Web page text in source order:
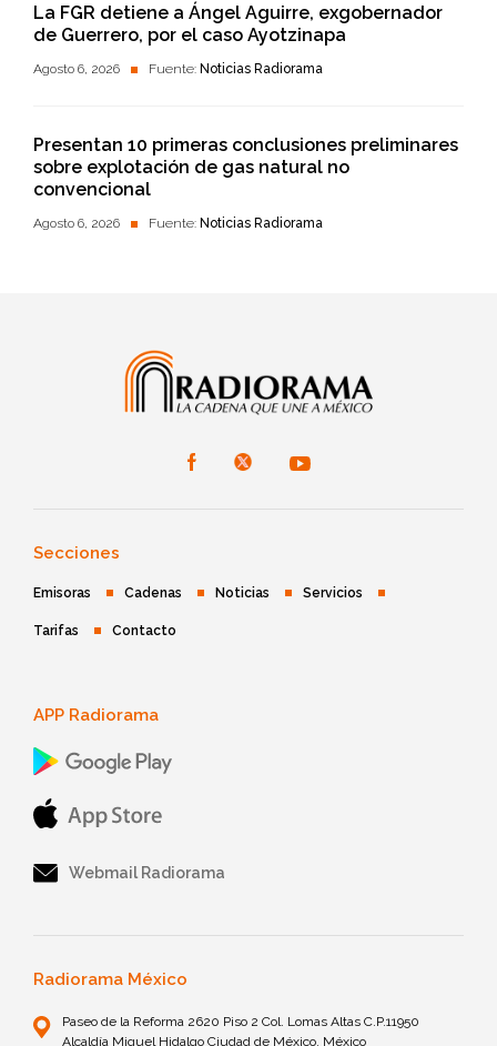
La FGR detiene a Ángel Aguirre, exgobernador
de Guerrero, por el caso Ayotzinapa
Agosto 6, 2026 Fuente: Noticias Radiorama
Presentan 10 primeras conclusiones preliminares
sobre explotación de gas natural no
convencional
Agosto 6, 2026 Fuente: Noticias Radiorama
Secciones
Emisoras Cadenas Noticias Servicios
Tarifas Contacto
APP Radiorama
Webmail Radiorama
Radiorama México
Paseo de la Reforma 2620 Piso 2 Col. Lomas Altas C.P.11950
Alcaldía Miguel Hidalgo Ciudad de México, México